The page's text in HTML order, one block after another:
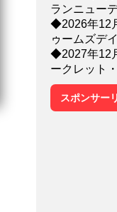
ランニューデ
◆2026年12
ゥームズデイ
◆2027年12
ークレット
スポンサー